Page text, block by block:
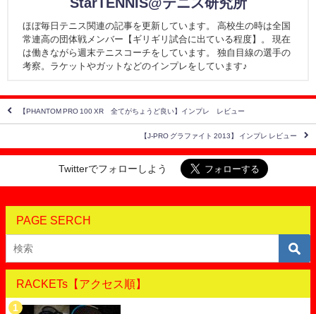
StarTENNIS@テニス研究所
ほぼ毎日テニス関連の記事を更新しています。 高校生の時は全国
常連高の団体戦メンバー【ギリギリ試合に出ている程度】。 現在
は働きながら週末テニスコーチをしています。 独自目線の選手の
考察。ラケットやガットなどのインプレをしています♪
【PHANTOM PRO 100 XR 全てがちょうど良い】インプレ レビュー
【J-PRO グラファイト 2013】 インプレ レビュー
Twitterでフォローしよう
PAGE SERCH
RACKETs【アクセス順】